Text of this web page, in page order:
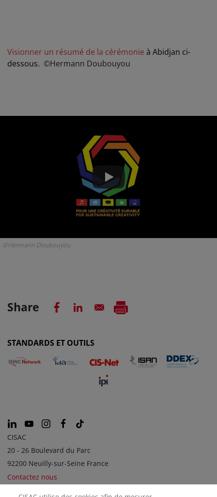
Visionner un résumé de la cérémonie à Abidjan ci-
dessous. ©Hermann Doubouyou
©Hermann Doubouyou
Share
STANDARDS ET OUTILS
CISAC
20 - 26 Boulevard du Parc
92200 Neuilly-sur-Seine France
Contactez nous